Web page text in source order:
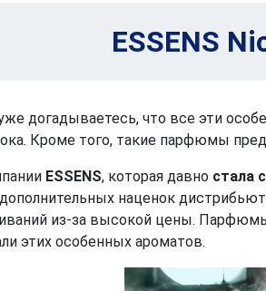
ESSENS
догадываетесь, что все эти
Кроме того, такие парфюмы
ESSENS, которая давно стала
наценок
из-за высокой цены.
этих особенных ароматов.